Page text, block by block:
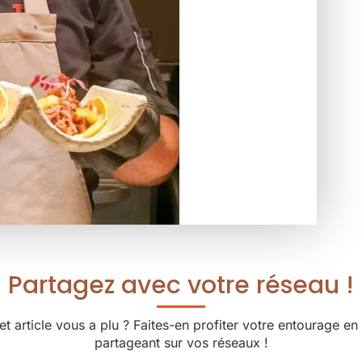
Partagez avec votre réseau !
article vous a plu ? Faites-en profiter votre entourage en
partageant sur vos réseaux !